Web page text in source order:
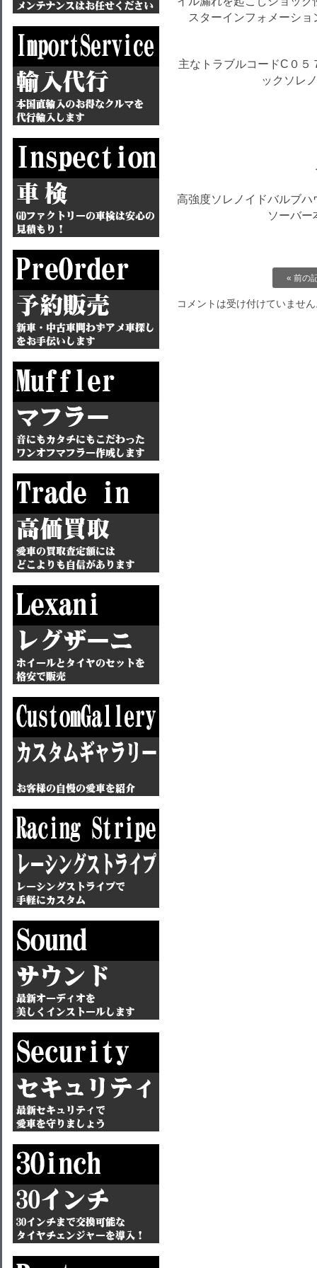
スターインフォメーシ
主なトラブルコードC０
ックソレ
高強度ソレノイドバルブ
ソーバー
« 前の
コメントは受け付けていませ